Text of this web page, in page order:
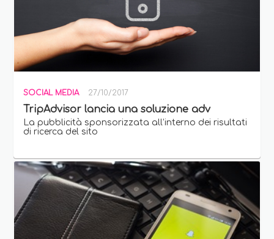
SOCIAL MEDIA 27/10/2017
TripAdvisor lancia una soluzione adv
La pubblicità sponsorizzata all’interno dei risultati
di ricerca del sito